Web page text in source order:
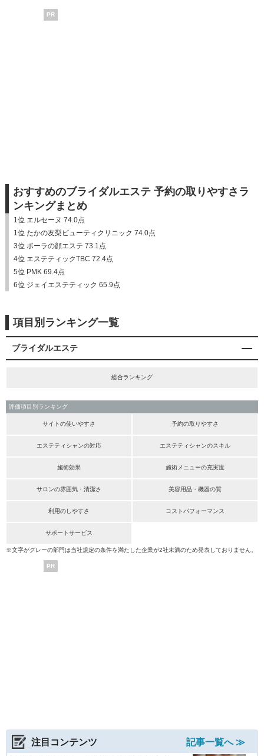
PR
おすすめのブライダルエステ 予約の取りやすさラ
ンキングまとめ
1位 エルセーヌ 74.0点
1位 たかの友梨ビューティクリニック 74.0点
3位 ポーラの顔エステ 73.1点
4位 エステティックTBC 72.4点
5位 PMK 69.4点
6位 ジェイエステティック 65.9点
項目別ランキング一覧
ブライダルエステ
総合ランキング
評価項目別ランキング
サイトの使いやすさ 予約の取りやすさ
エステティシャンの対応 エステティシャンのスキル
施術効果 施術メニューの充実度
サロンの雰囲気・清潔さ 美容用品・機器の質
利用のしやすさ コストパフォーマンス
サポートサービス
※文字がグレーの部門は当社規定の条件を満たした企業が2社未満のため発表しておりません。
PR
注目コンテンツ
記事一覧へ ≫